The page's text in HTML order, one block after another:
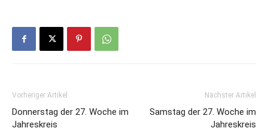
Vorheriger Artikel
Donnerstag der 27. Woche im
Jahreskreis
Nächster Artikel
Samstag der 27. Woche im
Jahreskreis